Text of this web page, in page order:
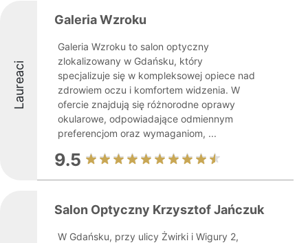
Laureaci
Galeria Wzroku
Galeria Wzroku to salon optyczny
zlokalizowany w Gdańsku, który
specjalizuje się w kompleksowej opiece nad
zdrowiem oczu i komfortem widzenia. W
ofercie znajdują się różnorodne oprawy
okularowe, odpowiadające odmiennym
preferencjom oraz wymaganiom, ...
9.5
Salon Optyczny Krzysztof Jańczuk
W Gdańsku, przy ulicy Żwirki i Wigury 2,